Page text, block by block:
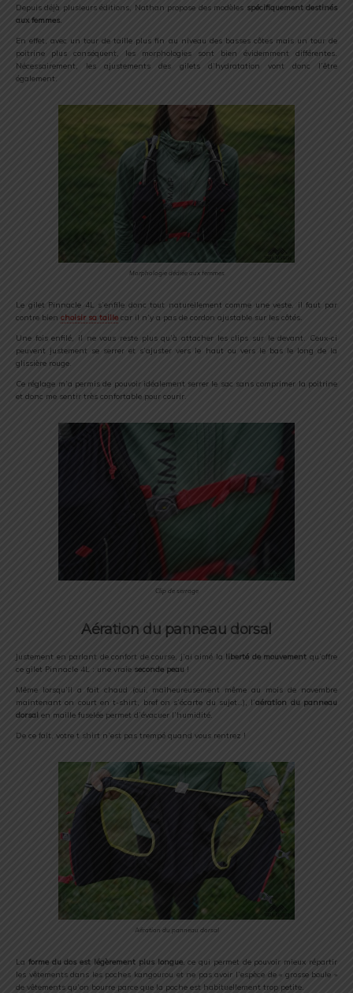
Depuis déjà plusieurs éditions, Nathan propose des modèles spécifiquement destinés
aux femmes.
En effet, avec un tour de taille plus fin au niveau des basses côtes mais un tour de
poitrine plus conséquent, les morphologies sont bien évidemment différentes.
Nécessairement, les ajustements des gilets d’hydratation vont donc l’être
également.
Morphologie dédiée aux femmes
Le gilet Pinnacle 4L s’enfile donc tout naturellement comme une veste, il faut par
contre bien choisir sa taille car il n’y a pas de cordon ajustable sur les côtés.
Une fois enfilé, il ne vous reste plus qu’à attacher les clips sur le devant. Ceux-ci
peuvent justement se serrer et s’ajuster vers le haut ou vers le bas le long de la
glissière rouge.
Ce réglage m’a permis de pouvoir idéalement serrer le sac sans comprimer la poitrine
et donc me sentir très confortable pour courir.
Clip de serrage
Aération du panneau dorsal
Justement en parlant de confort de course, j’ai aimé la liberté de mouvement qu’offre
ce gilet Pinnacle 4L : une vraie seconde peau !
Même lorsqu’il a fait chaud (oui, malheureusement même au mois de novembre
maintenant on court en t-shirt, bref on s’écarte du sujet…), l’aération du panneau
dorsal en maille fuselée permet d’évacuer l’humidité.
De ce fait, votre t shirt n’est pas trempé quand vous rentrez !
Aération du panneau dorsal
La forme du dos est légèrement plus longue, ce qui permet de pouvoir mieux répartir
les vêtements dans les poches kangourou et ne pas avoir l’espèce de « grosse boule »
de vêtements qu’on bourre parce que la poche est habituellement trop petite.